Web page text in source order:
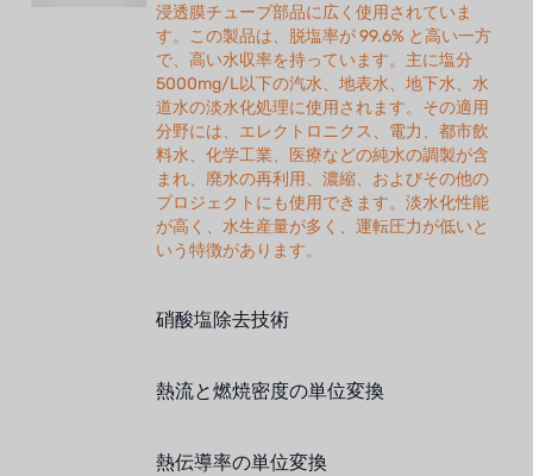
浸透膜チューブ部品に広く使用されていま
す。この製品は、脱塩率が 99.6% と高い一方
で、高い水収率を持っています。主に塩分
5000mg/L以下の汽水、地表水、地下水、水
道水の淡水化処理に使用されます。その適用
分野には、エレクトロニクス、電力、都市飲
料水、化学工業、医療などの純水の調製が含
まれ、廃水の再利用、濃縮、およびその他の
プロジェクトにも使用できます。淡水化性能
が高く、水生産量が多く、運転圧力が低いと
いう特徴があります。
硝酸塩除去技術
熱流と燃焼密度の単位変換
熱伝導率の単位変換